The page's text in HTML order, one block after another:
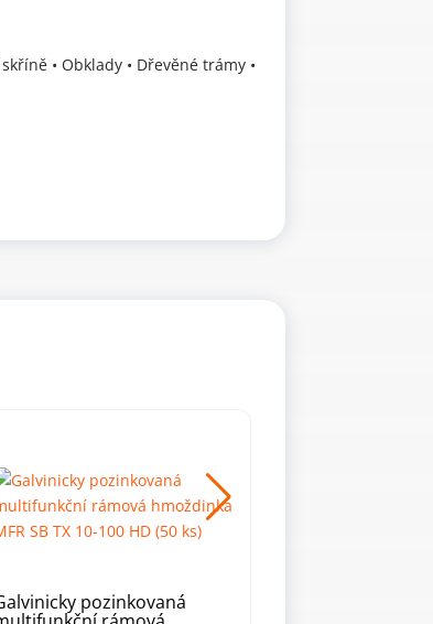
• Obklady • Dřevěné trámy •
pozinkovaná